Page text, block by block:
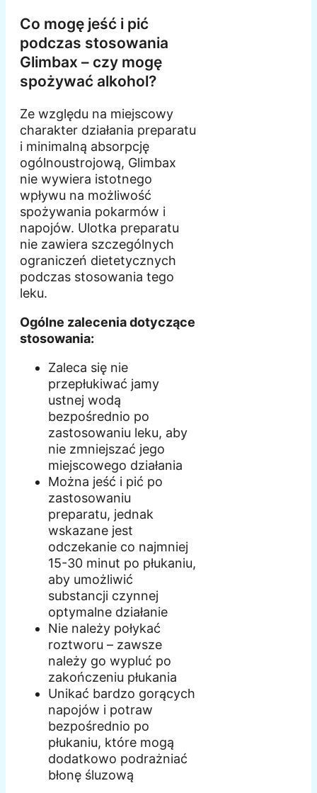
Co mogę jeść i pić
podczas stosowania
Glimbax – czy mogę
spożywać alkohol?
Ze względu na miejscowy
charakter działania preparatu
i minimalną absorpcję
ogólnoustrojową, Glimbax
nie wywiera istotnego
wpływu na możliwość
spożywania pokarmów i
napojów. Ulotka preparatu
nie zawiera szczególnych
ograniczeń dietetycznych
podczas stosowania tego
leku.
Ogólne zalecenia dotyczące
stosowania:
Zaleca się nie
przepłukiwać jamy
ustnej wodą
bezpośrednio po
zastosowaniu leku, aby
nie zmniejszać jego
miejscowego działania
Można jeść i pić po
zastosowaniu
preparatu, jednak
wskazane jest
odczekanie co najmniej
15-30 minut po płukaniu,
aby umożliwić
substancji czynnej
optymalne działanie
Nie należy połykać
roztworu – zawsze
należy go wypluć po
zakończeniu płukania
Unikać bardzo gorących
napojów i potraw
bezpośrednio po
płukaniu, które mogą
dodatkowo podrażniać
błonę śluzową